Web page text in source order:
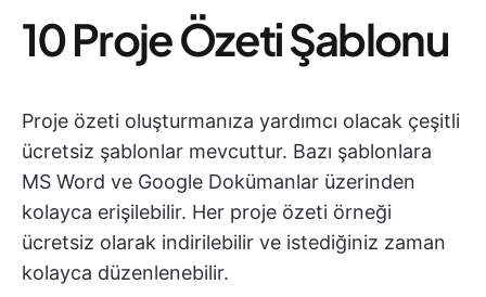
10 Proje Özeti Şablonu
Proje özeti oluşturmanıza yardımcı olacak çeşitli
ücretsiz şablonlar mevcuttur. Bazı şablonlara
MS Word ve Google Dokümanlar üzerinden
kolayca erişilebilir. Her proje özeti örneği
ücretsiz olarak indirilebilir ve istediğiniz zaman
kolayca düzenlenebilir.